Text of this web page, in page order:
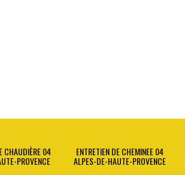
CHAUDIÈRE 04
PROVENCE
ENTRETIEN DE CHEMINEE 04
ALPES-DE-HAUTE-PROVENCE